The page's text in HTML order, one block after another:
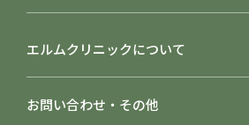
エルムクリニックについて
お問い合わせ・その他